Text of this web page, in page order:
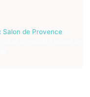
Salon de Provence